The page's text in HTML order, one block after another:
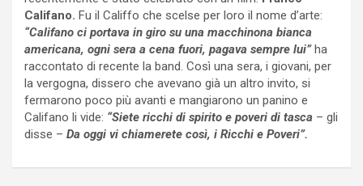
Califano. Fu il Califfo che scelse per loro il nome d’arte:
“Califano ci portava in giro su una macchinona bianca
americana, ogni sera a cena fuori, pagava sempre lui” ha
raccontato di recente la band. Così una sera, i giovani, per
la vergogna, dissero che avevano già un altro invito, si
fermarono poco più avanti e mangiarono un panino e
Califano li vide: “Siete ricchi di spirito e poveri di tasca – gli
disse – Da oggi vi chiamerete così, i Ricchi e Poveri”.